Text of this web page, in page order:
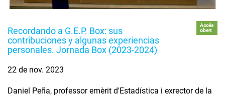
Recordando a G.E.P. Box: sus
contribuciones y algunas experiencias
personales. Jornada Box (2023-2024)
Accés
obert
22 de nov. 2023
Daniel Peña, professor emèrit d'Estadística i exrector de la